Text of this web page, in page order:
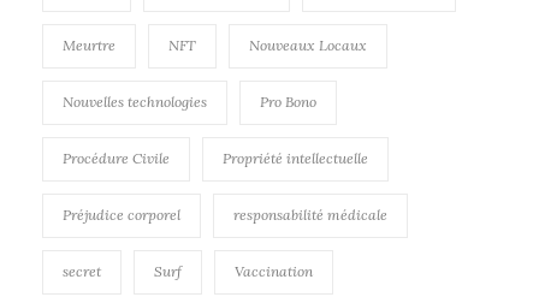
Meurtre NFT Nouveaux Locaux
Nouvelles technologies Pro Bono
Procédure Civile Propriété intellectuelle
Préjudice corporel responsabilité médicale
secret Surf Vaccination